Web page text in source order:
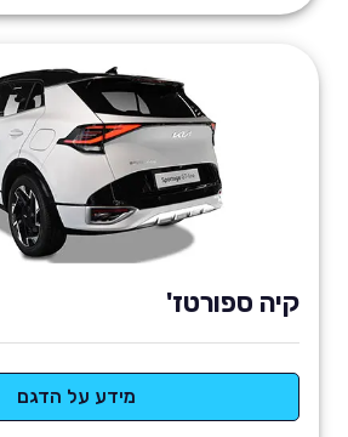
קיה ספורטז'
מידע על הדגם